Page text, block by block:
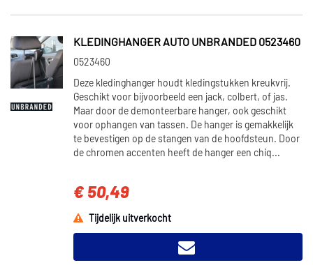
KLEDINGHANGER AUTO UNBRANDED 0523460
0523460
Deze kledinghanger houdt kledingstukken kreukvrij.
Geschikt voor bijvoorbeeld een jack, colbert, of jas.
Maar door de demonteerbare hanger, ook geschikt
voor ophangen van tassen. De hanger is gemakkelijk
te bevestigen op de stangen van de hoofdsteun. Door
de chromen accenten heeft de hanger een chiq...
€ 50,49
Tijdelijk uitverkocht